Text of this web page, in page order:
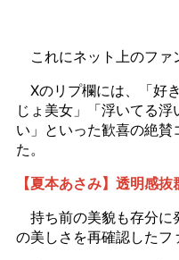
これにネット上のファ
Xのリプ欄には、「好
じょ美女」「浮いてる
い」といった歓喜の絶賛
た。
【夏本あさみ】透明感
持ち前の美貌も存分に
の美しさを再確認したフ